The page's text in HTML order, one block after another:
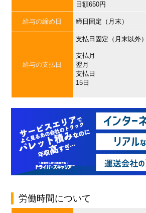
日額650円
給与の締め日 締日固定（月末）
給与の支払日
支払日固定（月末以外）
支払月
翌月
支払日
15日
労働時間について